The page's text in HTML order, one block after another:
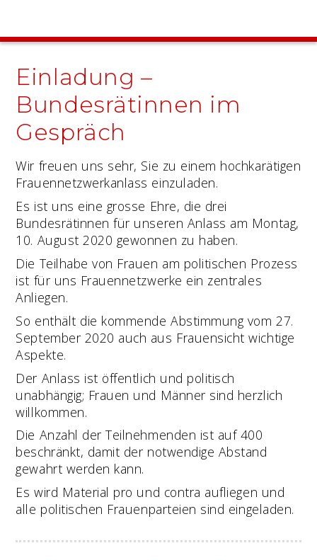
Einladung –
Bundesrätinnen im
Gespräch
Wir freuen uns sehr, Sie zu einem hochkarätigen
Frauennetzwerkanlass einzuladen.
Es ist uns eine grosse Ehre, die drei
Bundesrätinnen für unseren Anlass am Montag,
10. August 2020 gewonnen zu haben.
Die Teilhabe von Frauen am politischen Prozess
ist für uns Frauennetzwerke ein zentrales
Anliegen.
So enthält die kommende Abstimmung vom 27.
September 2020 auch aus Frauensicht wichtige
Aspekte.
Der Anlass ist öffentlich und politisch
unabhängig; Frauen und Männer sind herzlich
willkommen.
Die Anzahl der Teilnehmenden ist auf 400
beschränkt, damit der notwendige Abstand
gewahrt werden kann.
Es wird Material pro und contra aufliegen und
alle politischen Frauenparteien sind eingeladen.